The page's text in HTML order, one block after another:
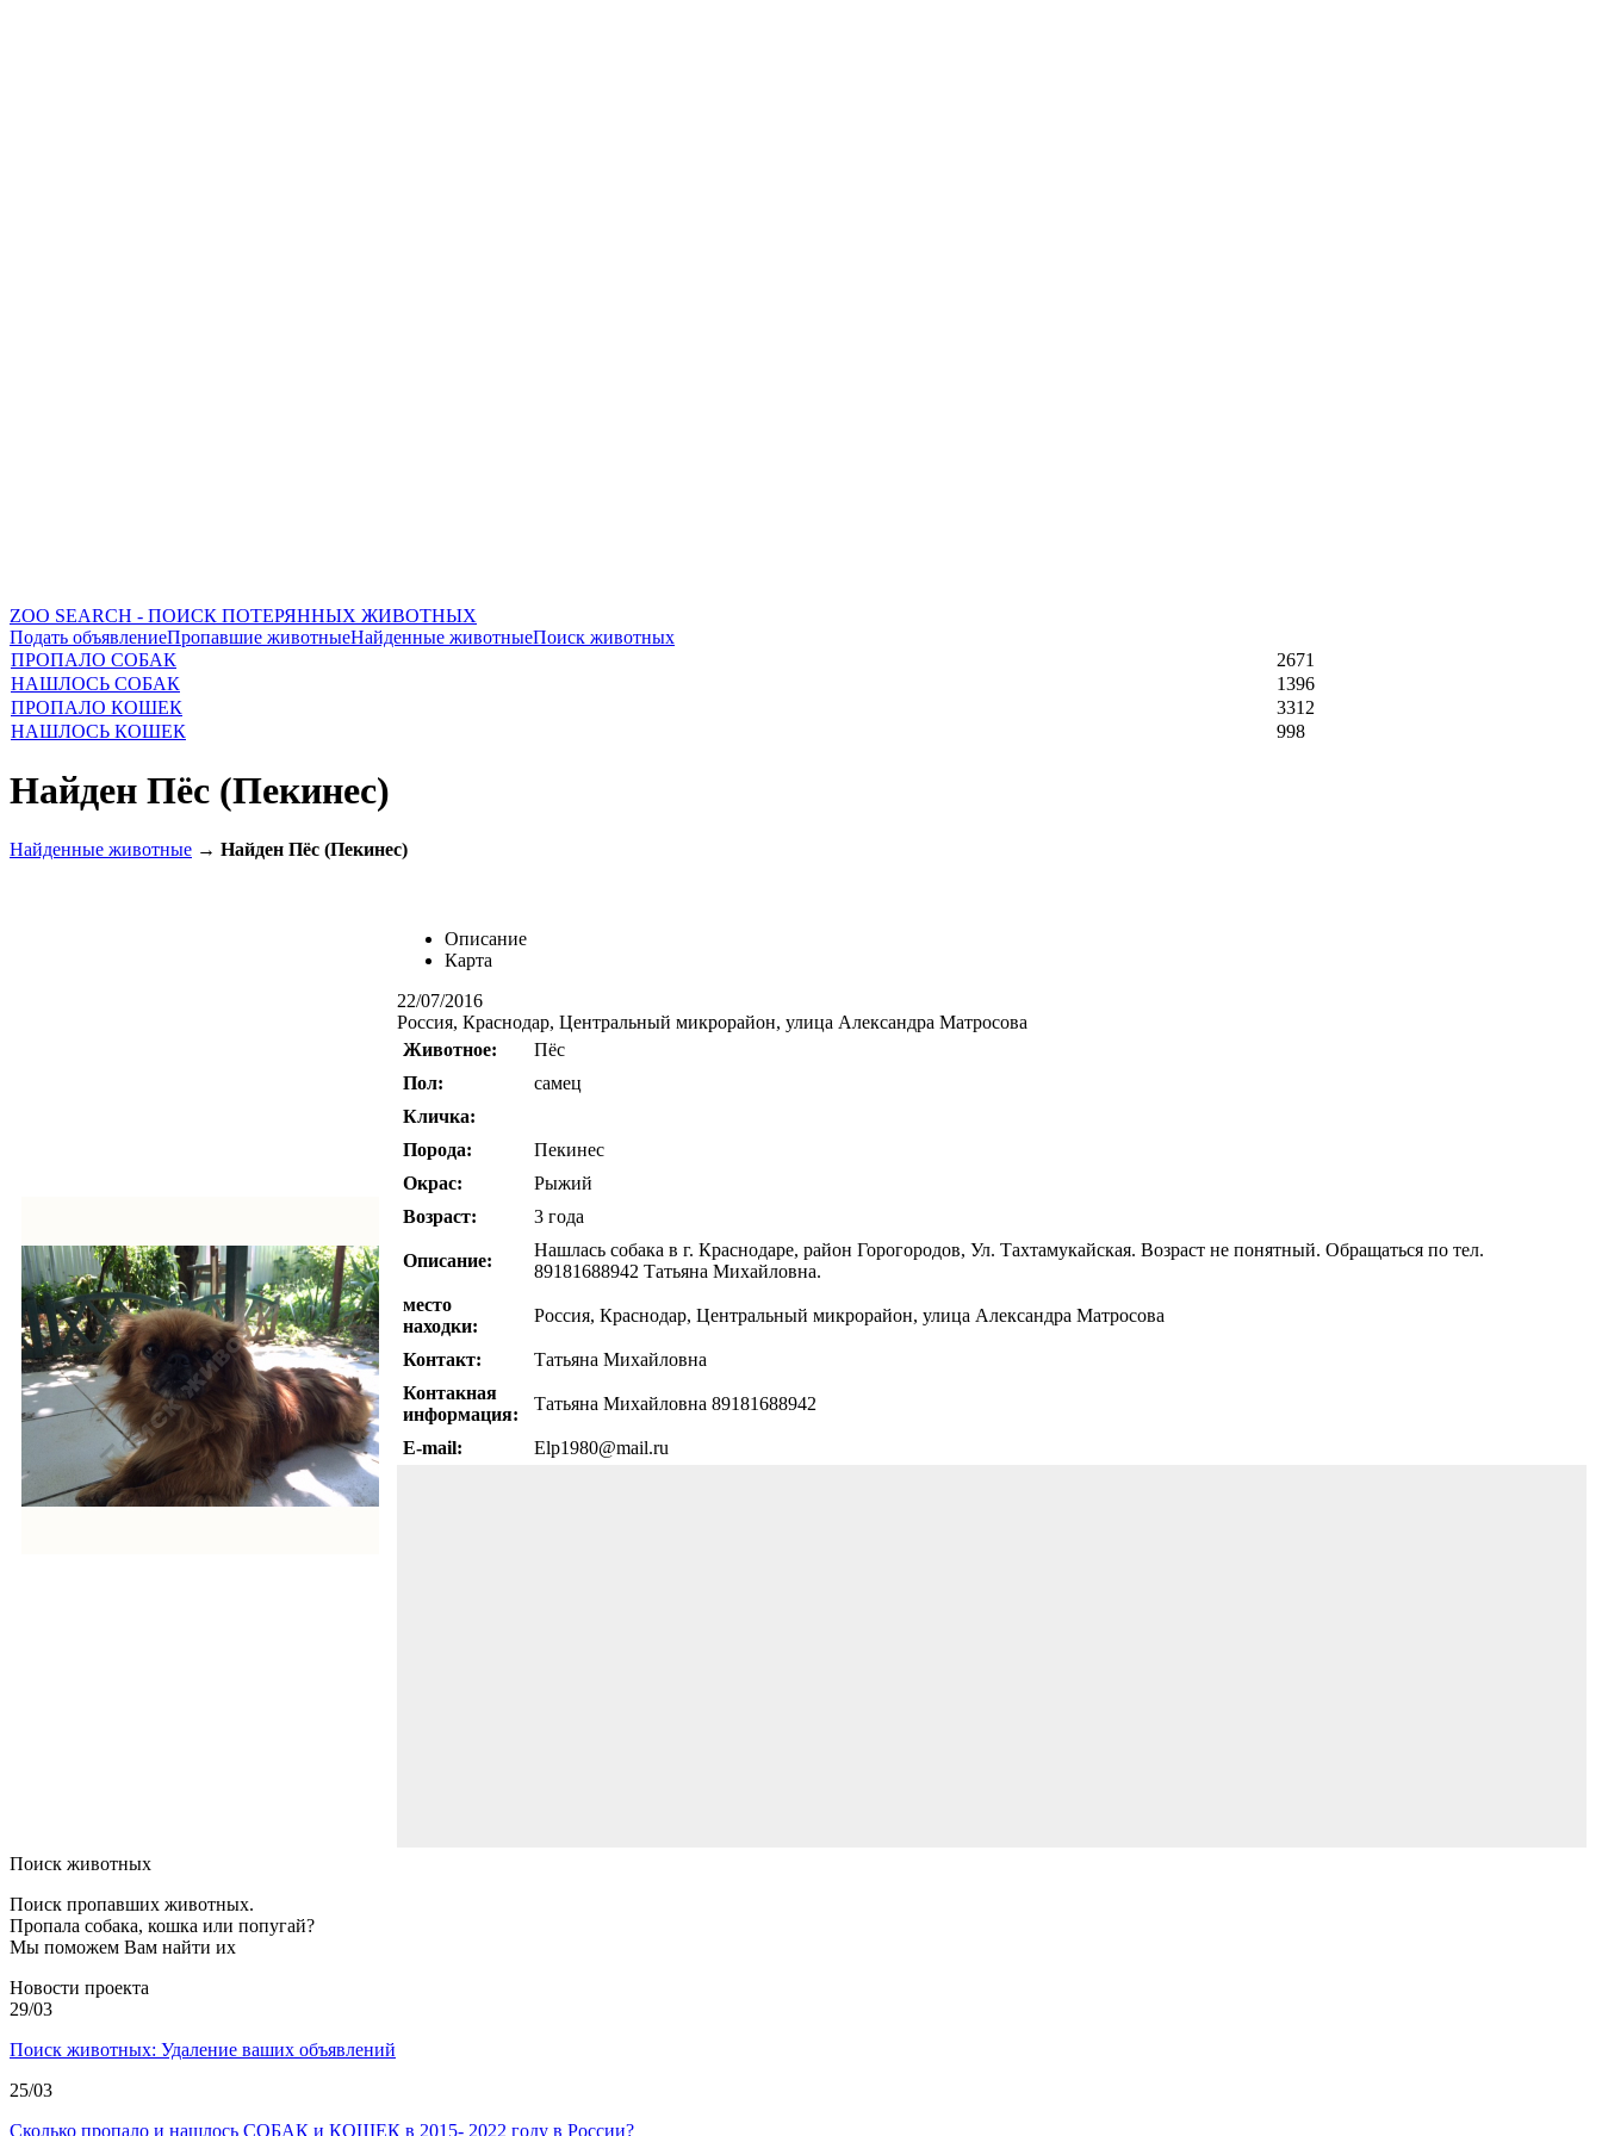
ZOO SEARCH - ПОИСК ПОТЕРЯННЫХ ЖИВОТНЫХ
Подать объявлениеПропавшие животныеНайденные животныеПоиск животных
ПРОПАЛО СОБАК
2671
НАШЛОСЬ СОБАК
1396
ПРОПАЛО КОШЕК
3312
НАШЛОСЬ КОШЕК
998
Найден Пёс (Пекинес)
Найденные животные → Найден Пёс (Пекинес)
Описание
Карта
22/07/2016
Россия, Краснодар, Центральный микрорайон, улица Александра Матросова
Животное:
Пёс
Пол:
самец
Кличка:
Порода:
Пекинес
Окрас:
Рыжий
Возраст:
3 года
Описание:
Нашлась собака в г. Краснодаре, район Горогородов, Ул. Тахтамукайская. Возраст не понятный. Обращаться по тел.
89181688942 Татьяна Михайловна.
место
находки:
Россия, Краснодар, Центральный микрорайон, улица Александра Матросова
Контакт:
Татьяна Михайловна
Контакная
информация:
Татьяна Михайловна 89181688942
E-mail: Elp1980@mail.ru
Поиск животных
Поиск пропавших животных.
Пропала собака, кошка или попугай?
Мы поможем Вам найти их
Новости проекта
29/03
Поиск животных: Удаление ваших объявлений
25/03
Сколько пропало и нашлось СОБАК и КОШЕК в 2015- 2022 году в России?